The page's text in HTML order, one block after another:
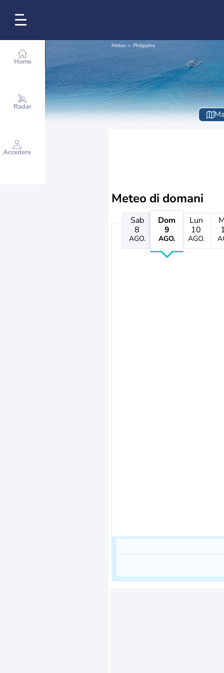
Home
Radar
Accedere
Meteo Philippine
Meteo di domani
Sab
8
AGO.
Dom
9
AGO.
Lun
10
AGO.